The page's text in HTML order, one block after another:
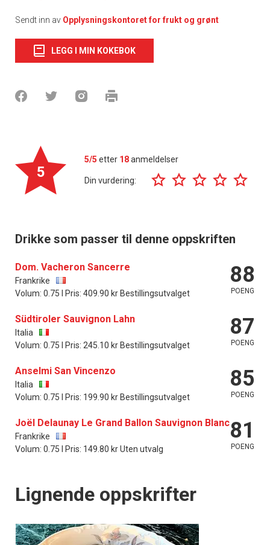
Sendt inn av Opplysningskontoret for frukt og grønt
LEGG I MIN KOKEBOK
5
5/5 etter 18anmeldelser
Din vurdering:
Drikke som passer til denne oppskriften
Dom. Vacheron Sancerre
Frankrike
Volum: 0.75 l Pris: 409.90 kr Bestillingsutvalget
88
POENG
Südtiroler Sauvignon Lahn
Italia
Volum: 0.75 l Pris: 245.10 kr Bestillingsutvalget
87
POENG
Anselmi San Vincenzo
Italia
Volum: 0.75 l Pris: 199.90 kr Bestillingsutvalget
85
POENG
Joël Delaunay Le Grand Ballon Sauvignon Blanc
Frankrike
Volum: 0.75 l Pris: 149.80 kr Uten utvalg
81
POENG
Lignende oppskrifter